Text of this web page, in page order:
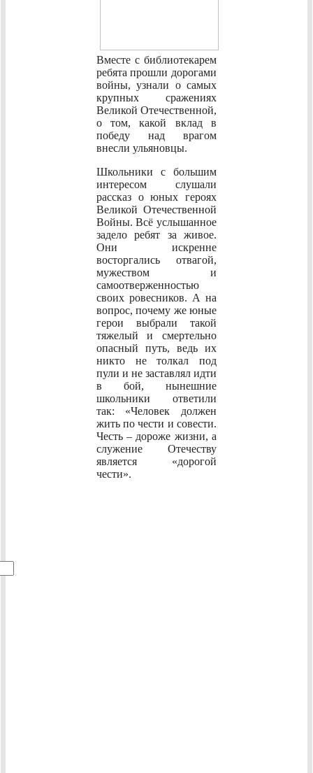
Вместе с библиотекарем
ребята прошли дорогами
войны, узнали о самых
крупных сражениях
Великой Отечественной,
о том, какой вклад в
победу над врагом
внесли ульяновцы.
Школьники с большим
интересом слушали
рассказ о юных героях
Великой Отечественной
Войны. Всё услышанное
задело ребят за живое.
Они искренне
восторгались отвагой,
мужеством и
самоотверженностью
своих ровесников. А на
вопрос, почему же юные
герои выбрали такой
тяжелый и смертельно
опасный путь, ведь их
никто не толкал под
пули и не заставлял идти
в бой, нынешние
школьники ответили
так: «Человек должен
жить по чести и совести.
Честь – дороже жизни, а
служение Отечеству
является «дорогой
чести».